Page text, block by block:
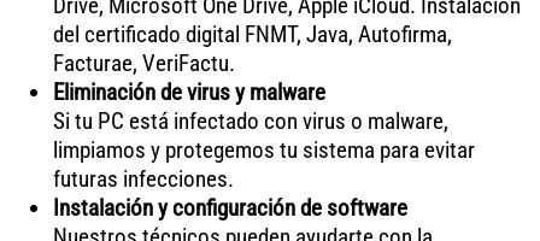
del certificado digital FNMT, Java, Autofirma,
Facturae, VeriFactu.
Eliminación de virus y malware
Si tu PC está infectado con virus o malware,
limpiamos y protegemos tu sistema para evitar
futuras infecciones.
Instalación y configuración de software